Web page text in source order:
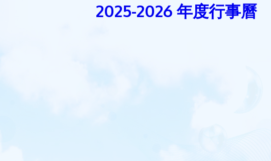
2025-2026 年度行事曆